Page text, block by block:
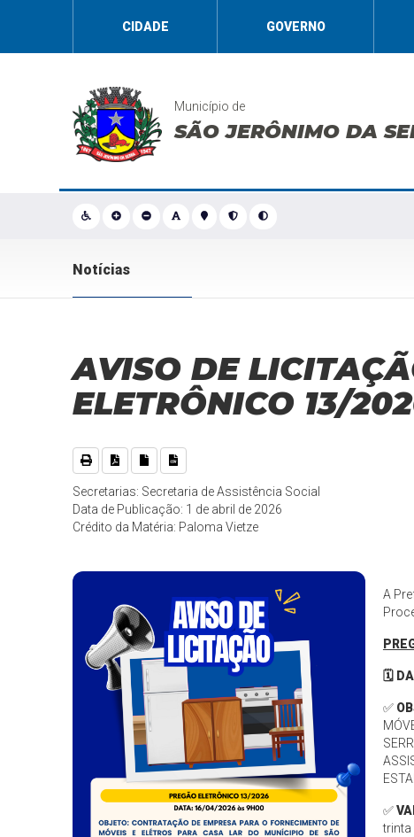
CIDADE GOVERNO
Município de
SÃO JERÔNIMO DA
Notícias
AVISO DE
ELETRÔNICO 13/
Secretarias: Secretaria de Assistência Social
Data de Publicação: 1 de abril de 2026
Crédito da Matéria: Paloma Vietze
A
🗓️
✅
✅
trinta